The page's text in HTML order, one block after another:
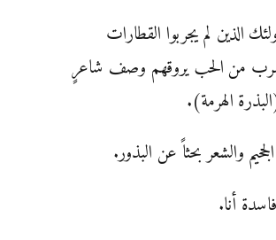
الذين لم يجربوا القطارات
من الحب يروقهم وصف شاعرٍ
الهرمة).
والشعر بحثاً عن البذور.
أنا.